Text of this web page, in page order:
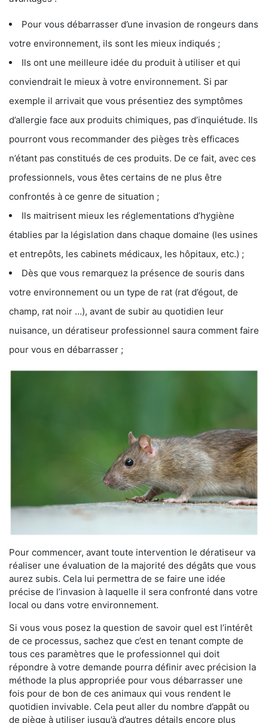
Pour vous débarrasser d’une invasion de rongeurs dans
votre environnement, ils sont les mieux indiqués ;
Ils ont une meilleure idée du produit à utiliser et qui
conviendrait le mieux à votre environnement. Si par
exemple il arrivait que vous présentiez des symptômes
d’allergie face aux produits chimiques, pas d’inquiétude. Ils
pourront vous recommander des pièges très efficaces
n’étant pas constitués de ces produits. De ce fait, avec ces
professionnels, vous êtes certains de ne plus être
confrontés à ce genre de situation ;
Ils maitrisent mieux les réglementations d’hygiène
établies par la législation dans chaque domaine (les usines
et entrepôts, les cabinets médicaux, les hôpitaux, etc.) ;
Dès que vous remarquez la présence de souris dans
votre environnement ou un type de rat (rat d’égout, de
champ, rat noir …), avant de subir au quotidien leur
nuisance, un dératiseur professionnel saura comment faire
pour vous en débarrasser ;
Pour commencer, avant toute intervention le dératiseur va
réaliser une évaluation de la majorité des dégâts que vous
aurez subis. Cela lui permettra de se faire une idée
précise de l’invasion à laquelle il sera confronté dans votre
local ou dans votre environnement.
Si vous vous posez la question de savoir quel est l’intérêt
de ce processus, sachez que c’est en tenant compte de
tous ces paramètres que le professionnel qui doit
répondre à votre demande pourra définir avec précision la
méthode la plus appropriée pour vous débarrasser une
fois pour de bon de ces animaux qui vous rendent le
quotidien invivable. Cela peut aller du nombre d’appât ou
de piège à utiliser jusqu’à d’autres détails encore plus